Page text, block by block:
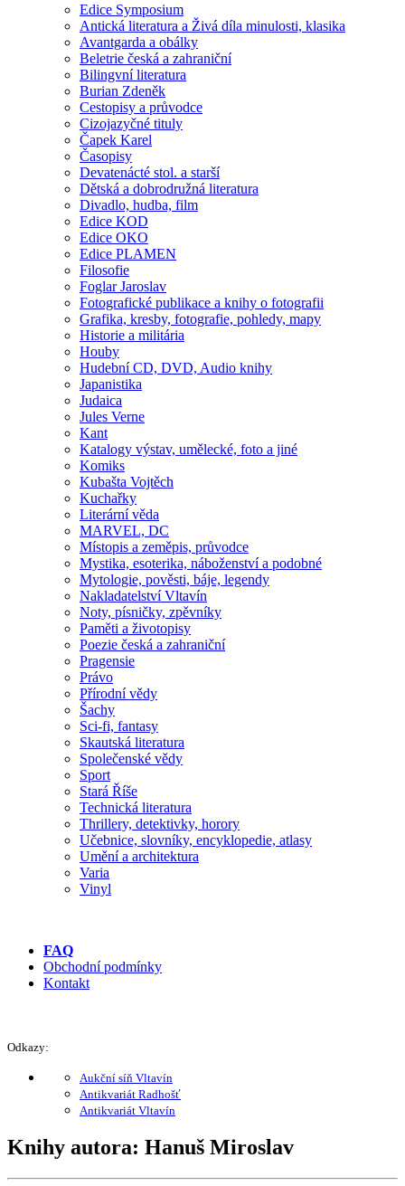
Edice Symposium
Antická literatura a Živá díla minulosti, klasika
Avantgarda a obálky
Beletrie česká a zahraniční
Bilingvní literatura
Burian Zdeněk
Cestopisy a průvodce
Cizojazyčné tituly
Čapek Karel
Časopisy
Devatenácté stol. a starší
Dětská a dobrodružná literatura
Divadlo, hudba, film
Edice KOD
Edice OKO
Edice PLAMEN
Filosofie
Foglar Jaroslav
Fotografické publikace a knihy o fotografii
Grafika, kresby, fotografie, pohledy, mapy
Historie a militária
Houby
Hudební CD, DVD, Audio knihy
Japanistika
Judaica
Jules Verne
Kant
Katalogy výstav, umělecké, foto a jiné
Komiks
Kubašta Vojtěch
Kuchařky
Literární věda
MARVEL, DC
Místopis a zeměpis, průvodce
Mystika, esoterika, náboženství a podobné
Mytologie, pověsti, báje, legendy
Nakladatelství Vltavín
Noty, písničky, zpěvníky
Paměti a životopisy
Poezie česká a zahraniční
Pragensie
Právo
Přírodní vědy
Šachy
Sci-fi, fantasy
Skautská literatura
Společenské vědy
Sport
Stará Říše
Technická literatura
Thrillery, detektivky, horory
Učebnice, slovníky, encyklopedie, atlasy
Umění a architektura
Varia
Vinyl
FAQ
Obchodní podmínky
Kontakt
Odkazy:
Aukční síň Vltavín
Antikvariát Radhošť
Antikvariát Vltavín
Knihy autora: Hanuš Miroslav